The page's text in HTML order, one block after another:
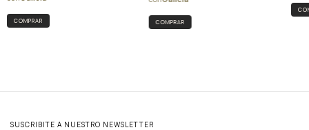
SUSCRIBITE A NUESTRO NEWSLETTER